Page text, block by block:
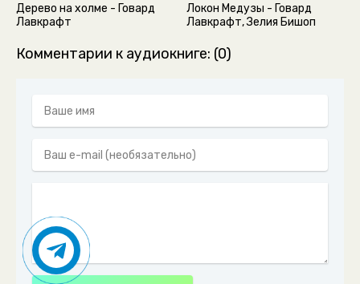
Дерево на холме - Говард
Лавкрафт
Локон Медузы - Говард
Лавкрафт, Зелия Бишоп
Комментарии к аудиокниге: (0)